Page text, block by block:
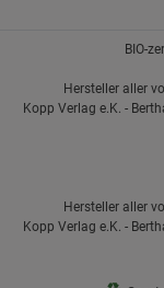
BIO-
Hersteller aller
Kopp Verlag e.K. -
Hersteller aller
Kopp Verlag e.K. -